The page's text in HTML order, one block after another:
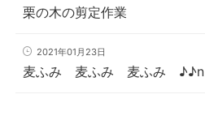
栗の木の剪定作業
2021年01月23日
麦ふみ 麦ふみ 麦ふみ ♪♪n